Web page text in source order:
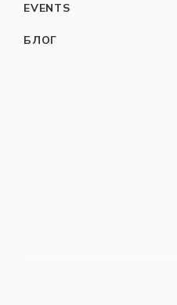
EVENTS
БЛОГ